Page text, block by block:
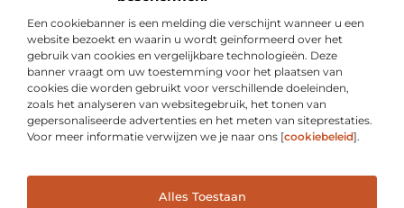
Een cookiebanner is een melding die verschijnt wanneer u een
website bezoekt en waarin u wordt geïnformeerd over het
gebruik van cookies en vergelijkbare technologieën. Deze
banner vraagt om uw toestemming voor het plaatsen van
cookies die worden gebruikt voor verschillende doeleinden,
zoals het analyseren van websitegebruik, het tonen van
gepersonaliseerde advertenties en het meten van siteprestaties.
Voor meer informatie verwijzen we je naar ons [cookiebeleid].
Alles Toestaan
Bericht categorie
Onze informatie